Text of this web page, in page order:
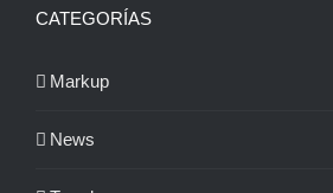
CATEGORÍAS
Markup
News